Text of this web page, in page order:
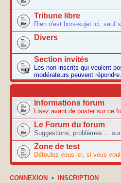
Tribune libre
Rien n'est hors-sujet ici, sauf
Divers
Section invités
Les non-inscrits qui veulent
modérateurs peuvent répondre.
Informations forum
Lisez avant de poster sur ce
Le Forum du forum
Suggestions, problèmes ...
Zone de test
Défoulez vous ici, si vous
CONNEXION • INSCRIPTION